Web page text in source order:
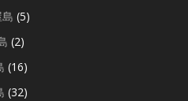
(5)
(2)
(16)
(32)